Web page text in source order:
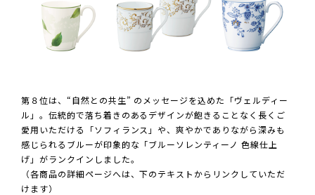
第８位は、“自然との共生” のメッセージを込めた「ヴェルディー
ル」。伝統的で落ち着きのあるデザインが飽きることなく長くご
愛用いただける「ソフィランス」や、爽やかでありながら深みも
感じられるブルーが印象的な「ブルーソレンティーノ 色線仕上
げ」がランクインしました。
（各商品の詳細ページへは、下のテキストからリンクしていただ
けます）